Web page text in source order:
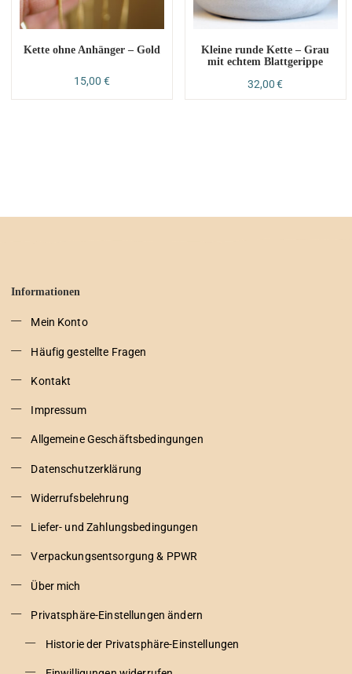
Kette ohne Anhänger – Gold
15,00 €
Kleine runde Kette – Grau
mit echtem Blattgerippe
32,00€
Informationen
Mein Konto
Häufig gestellte Fragen
Kontakt
Impressum
Allgemeine Geschäftsbedingungen
Datenschutzerklärung
Widerrufsbelehrung
Liefer- und Zahlungsbedingungen
Verpackungsentsorgung & PPWR
Über mich
Privatsphäre-Einstellungen ändern
Historie der Privatsphäre-Einstellungen